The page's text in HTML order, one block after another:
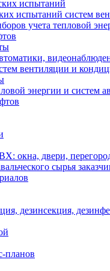
испытаний
испытаний систем
учета тепловой
вентиляции и
энергии и систем
окна, двери,
сырья
дезинсекция,
планов